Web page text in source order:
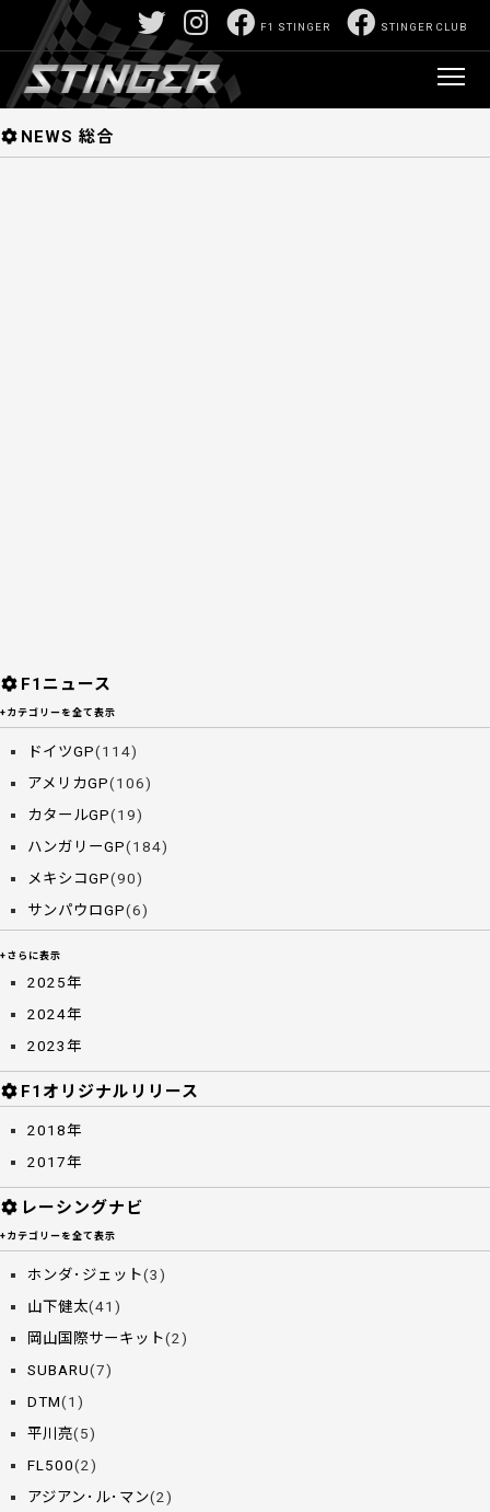
STINGER CLUB
F1 STINGER
F1/モータースポーツ深堀サイト:山口正己責任編
集 F1 STINGER 【スティンガー】>固定ペー
ジ> P-20170415-01189
NEWS
NEWS 総合
F1ニュース
+カテゴリーを全て表示
ドイツGP(114)
アメリカGP(106)
カタールGP(19)
ハンガリーGP(184)
メキシコGP(90)
サンパウロGP(6)
+さらに表示
2025年
2024年
2023年
F1オリジナルリリース
2018年
2017年
レーシングナビ
+カテゴリーを全て表示
ホンダ･ジェット(3)
山下健太(41)
岡山国際サーキット(2)
SUBARU(7)
DTM(1)
平川亮(5)
FL500(2)
アジアン･ル･マン(2)